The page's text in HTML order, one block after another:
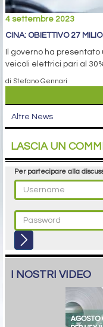
4 settembre 2023
CINA: OBIETTIVO 27
Il governo ha
veicoli elettrici pari al
di Stefano Gennari
Altre News
LASCIA UN
Per partecipare alla
I NOSTRI VIDEO